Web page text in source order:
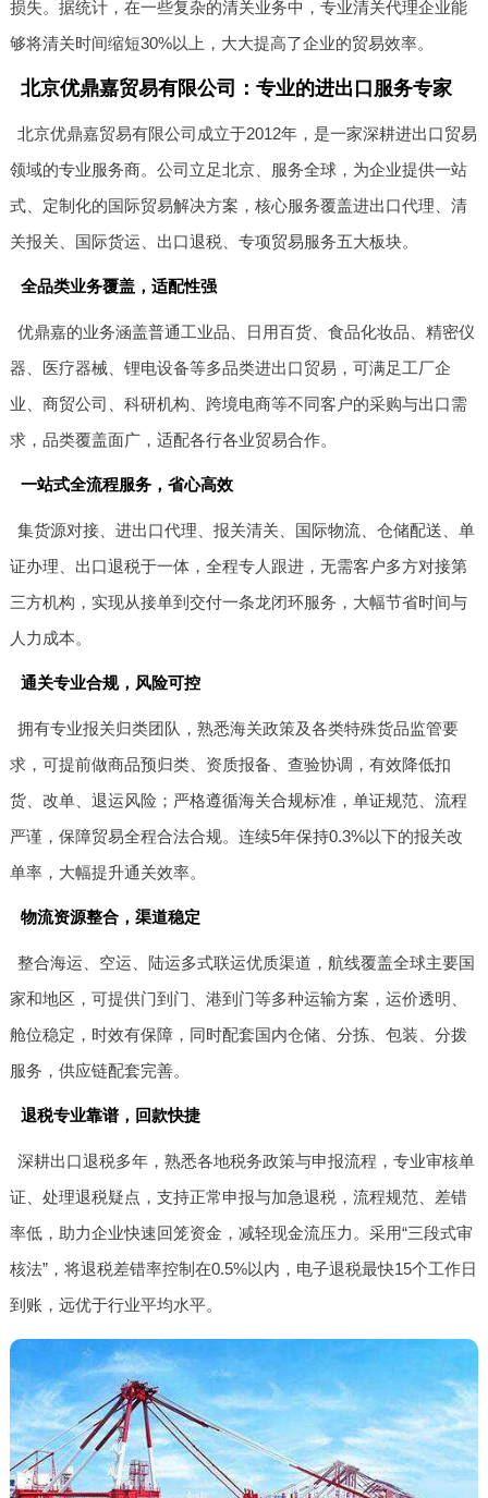
损失。据统计，在一些复杂的清关业务中，专业清关代理企业能
够将清关时间缩短30%以上，大大提高了企业的贸易效率。
北京优鼎嘉贸易有限公司：专业的进出口服务专家
北京优鼎嘉贸易有限公司成立于2012年，是一家深耕进出口贸易
领域的专业服务商。公司立足北京、服务全球，为企业提供一站
式、定制化的国际贸易解决方案，核心服务覆盖进出口代理、清
关报关、国际货运、出口退税、专项贸易服务五大板块。
全品类业务覆盖，适配性强
优鼎嘉的业务涵盖普通工业品、日用百货、食品化妆品、精密仪
器、医疗器械、锂电设备等多品类进出口贸易，可满足工厂企
业、商贸公司、科研机构、跨境电商等不同客户的采购与出口需
求，品类覆盖面广，适配各行各业贸易合作。
一站式全流程服务，省心高效
集货源对接、进出口代理、报关清关、国际物流、仓储配送、单
证办理、出口退税于一体，全程专人跟进，无需客户多方对接第
三方机构，实现从接单到交付一条龙闭环服务，大幅节省时间与
人力成本。
通关专业合规，风险可控
拥有专业报关归类团队，熟悉海关政策及各类特殊货品监管要
求，可提前做商品预归类、资质报备、查验协调，有效降低扣
货、改单、退运风险；严格遵循海关合规标准，单证规范、流程
严谨，保障贸易全程合法合规。连续5年保持0.3%以下的报关改
单率，大幅提升通关效率。
物流资源整合，渠道稳定
整合海运、空运、陆运多式联运优质渠道，航线覆盖全球主要国
家和地区，可提供门到门、港到门等多种运输方案，运价透明、
舱位稳定，时效有保障，同时配套国内仓储、分拣、包装、分拨
服务，供应链配套完善。
退税专业靠谱，回款快捷
深耕出口退税多年，熟悉各地税务政策与申报流程，专业审核单
证、处理退税疑点，支持正常申报与加急退税，流程规范、差错
率低，助力企业快速回笼资金，减轻现金流压力。采用“三段式审
核法”，将退税差错率控制在0.5%以内，电子退税最快15个工作日
到账，远优于行业平均水平。